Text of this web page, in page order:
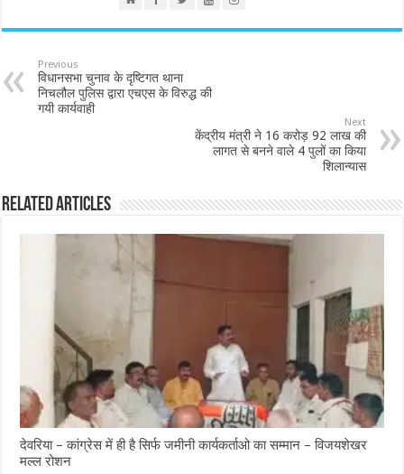
Previous
विधानसभा चुनाव के दृष्टिगत थाना
निचलौल पुलिस द्वारा एचएस के विरुद्ध की
गयी कार्यवाही
Next
केंद्रीय मंत्री ने 16 करोड़ 92 लाख की
लागत से बनने वाले 4 पुलों का किया
शिलान्यास
Related Articles
देवरिया – कांग्रेस में ही है सिर्फ जमीनी कार्यकर्ताओ का सम्मान – विजयशेखर
मल्ल रोशन